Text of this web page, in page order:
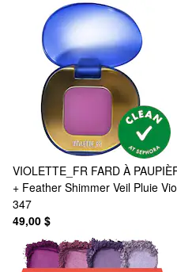
VIOLETTE_FR FARD À
+ Feather Shimmer Veil Pluie
347
49,00 $